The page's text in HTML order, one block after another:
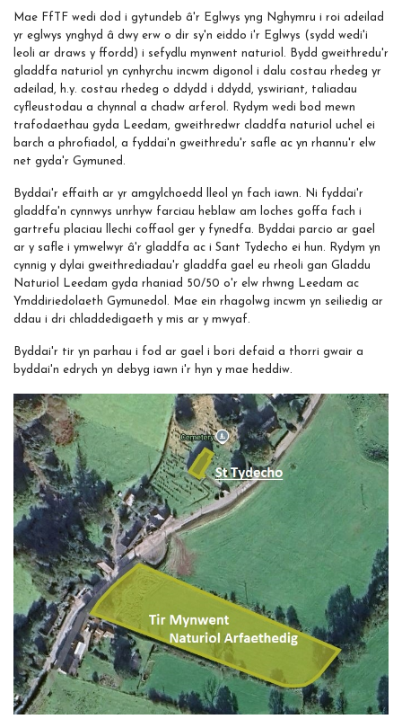
Mae FfTF wedi dod i gytundeb â'r Eglwys yng Nghymru i roi adeilad
yr eglwys ynghyd â dwy erw o dir sy'n eiddo i'r Eglwys (sydd wedi'i
leoli ar draws y ffordd) i sefydlu mynwent naturiol. Bydd gweithredu'r
gladdfa naturiol yn cynhyrchu incwm digonol i dalu costau rhedeg yr
adeilad, h.y. costau rhedeg o ddydd i ddydd, yswiriant, taliadau
cyfleustodau a chynnal a chadw arferol. Rydym wedi bod mewn
trafodaethau gyda Leedam, gweithredwr claddfa naturiol uchel ei
barch a phrofiadol, a fyddai'n gweithredu'r safle ac yn rhannu'r elw
net gyda'r Gymuned.
Byddai'r effaith ar yr amgylchoedd lleol yn fach iawn. Ni fyddai'r
gladdfa'n cynnwys unrhyw farciau heblaw am loches goffa fach i
gartrefu placiau llechi coffaol ger y fynedfa. Byddai parcio ar gael
ar y safle i ymwelwyr â'r gladdfa ac i Sant Tydecho ei hun. Rydym yn
cynnig y dylai gweithrediadau'r gladdfa gael eu rheoli gan Gladdu
Naturiol Leedam gyda rhaniad 50/50 o'r elw rhwng Leedam ac
Ymddiriedolaeth Gymunedol. Mae ein rhagolwg incwm yn seiliedig ar
ddau i dri chladdedigaeth y mis ar y mwyaf.
Byddai'r tir yn parhau i fod ar gael i bori defaid a thorri gwair a
byddai'n edrych yn debyg iawn i'r hyn y mae heddiw.